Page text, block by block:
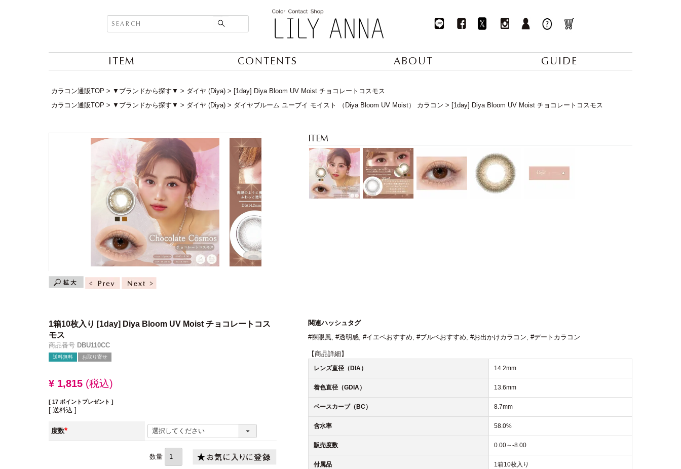
ITEM CONTENTS ABOUT GUIDE
カラコン通販TOP ▼ブランドから探す▼ ダイヤ (Diya)
[1day] Diya Bloom UV Moist チョコレートコスモス
カラコン通販TOP
▼ブランドから探す▼ ダイヤ (Diya) ダイヤブルーム ユーブイ モイスト （Diya Bloom UV Moist） カラコン [1day] Diya Bloom UV Moist チョコレートコスモス
1箱10枚入り [1day] Diya Bloom UV Moist チョコレートコス
モス
商品番号 DBU110CC
送料無料 お取り寄せ
¥ 1,815 税込
[ 17 ポイントプレゼント ]
送料込
度数
(必
関連ハッシュタグ
#裸眼風, #透明感, #イエベおすすめ, #ブルベおすすめ, #お出かけカラコン, #デートカラコン
【商品詳細】
レンズ直径（DIA） 14.2mm
着色直径（GDIA） 13.6mm
ベースカーブ（BC） 8.7mm
含水率 58.0%
販売度数 0.00～-8.00
付属品 1箱10枚入り